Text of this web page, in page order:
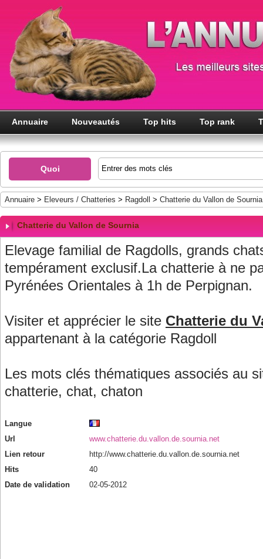
Annuaire Nouveautés Top hits Top rank
Quoi
Annuaire > Eleveurs / Chatteries > Ragdoll > Chatterie du Vallon de Sournia
Chatterie du Vallon de Sournia
Elevage familial de Ragdolls, grands
tempérament exclusif.La chatterie à ne
Pyrénées Orientales à 1h de Perpignan.
Visiter et apprécier le site Chatterie du
appartenant à la catégorie Ragdoll
Les mots clés thématiques associés au
chatterie, chat, chaton
Langue
Url
www.chatterie.du.vallon.de.sournia.net
Lien retour
http://www.chatterie.du.vallon.de.sournia.net
Hits
40
Date de validation
02-05-2012